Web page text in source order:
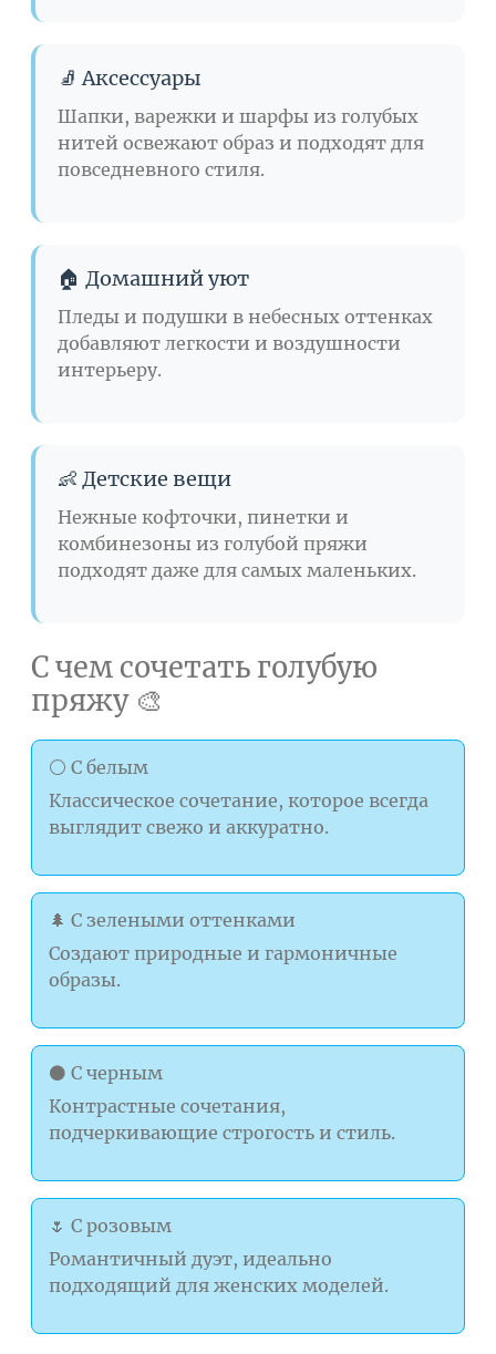
🧦 Аксессуары
Шапки, варежки и шарфы из голубых
нитей освежают образ и подходят для
повседневного стиля.
🏠 Домашний уют
Пледы и подушки в небесных оттенках
добавляют легкости и воздушности
интерьеру.
👶 Детские вещи
Нежные кофточки, пинетки и
комбинезоны из голубой пряжи
подходят даже для самых маленьких.
С чем сочетать голубую
пряжу 🎨
⚪ С белым
Классическое сочетание, которое всегда
выглядит свежо и аккуратно.
🌲 С зелеными оттенками
Создают природные и гармоничные
образы.
⚫ С черным
Контрастные сочетания,
подчеркивающие строгость и стиль.
🌷 С розовым
Романтичный дуэт, идеально
подходящий для женских моделей.